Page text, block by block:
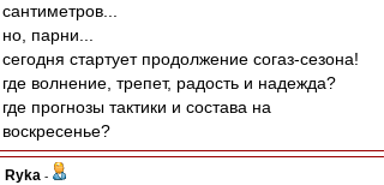
сантиметров...
но, парни...
сегодня стартует продолжение согаз-сезона!
где волнение, трепет, радость и надежда?
где прогнозы тактики и состава на
воскресенье?
Ryka -